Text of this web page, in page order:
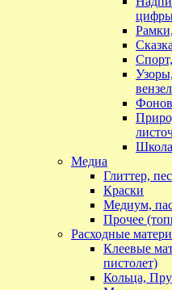
Сказка
Медиа
Глиттер,
Краски
Медиум,
Прочее
Расходные
Клеевые
пистолет)
Кольца,